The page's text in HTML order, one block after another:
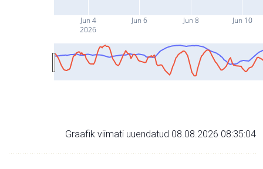
Jun 4
2026
Jun 6 Jun 8 Jun 10
Graafik viimati uuendatud 08.08.2026 08:35:04